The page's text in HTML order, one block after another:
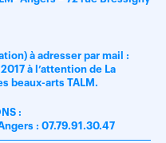
à adresser par mail :
à l’attention de La
beaux-arts TALM.
:
: 07.79.91.30.47